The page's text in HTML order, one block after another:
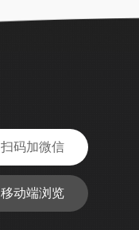
扫码加微信
移动端浏览